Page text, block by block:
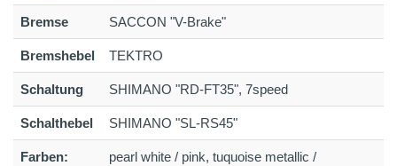
Bremse SACCON "V-Brake"
Bremshebel TEKTRO
Schaltung SHIMANO "RD-FT35", 7speed
Schalthebel SHIMANO "SL-RS45"
Farben:
pearl white / pink, tuquoise metallic /